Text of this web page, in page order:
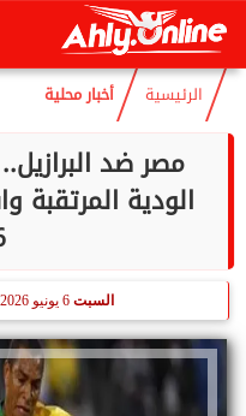
الخميس
الرئيسية أخبار محلية
مصر ضد
الودية المرتقبة
السبت 6 يونيو 2026